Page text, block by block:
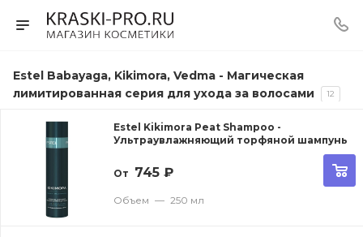
Estel Babayaga, Kikimora, Vedma - Магическая
лимитированная серия для ухода за волосами
12
Estel Kikimora Peat Shampoo -
Ультраувлажняющий торфяной шампунь
От 745 ₽
Объем — 250 мл